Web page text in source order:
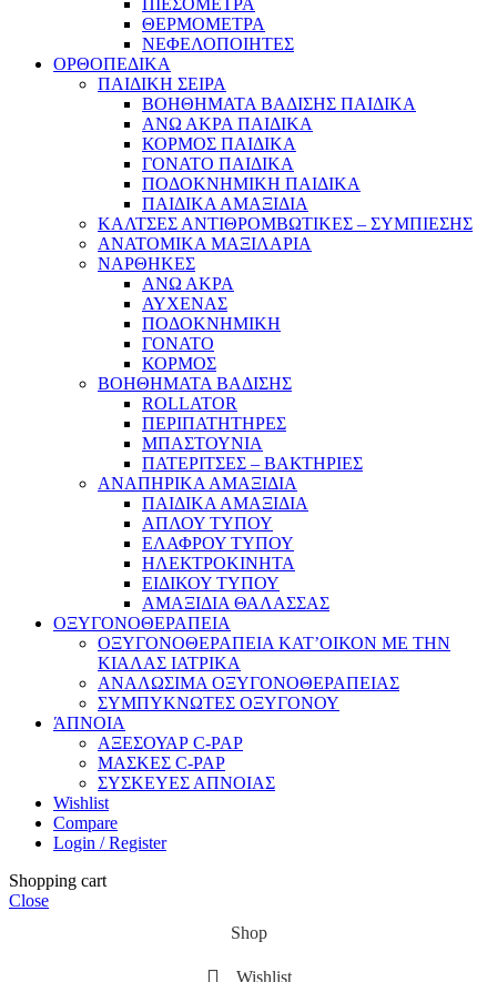
ΠΙΕΣΟΜΕΤΡΑ
ΘΕΡΜΟΜΕΤΡΑ
ΝΕΦΕΛΟΠΟΙΗΤΕΣ
ΟΡΘΟΠΕΔΙΚΑ
ΠΑΙΔΙΚΗ ΣΕΙΡΑ
ΒΟΗΘΗΜΑΤΑ ΒΑΔΙΣΗΣ ΠΑΙΔΙΚΑ
ΑΝΩ ΑΚΡΑ ΠΑΙΔΙΚΑ
ΚΟΡΜΟΣ ΠΑΙΔΙΚΑ
ΓΟΝΑΤΟ ΠΑΙΔΙΚΑ
ΠΟΔΟΚΝΗΜΙΚΗ ΠΑΙΔΙΚΑ
ΠΑΙΔΙΚΑ ΑΜΑΞΙΔΙΑ
ΚΑΛΤΣΕΣ ΑΝΤΙΘΡΟΜΒΩΤΙΚΕΣ – ΣΥΜΠΙΕΣΗΣ
ΑΝΑΤΟΜΙΚΑ ΜΑΞΙΛΑΡΙΑ
ΝΑΡΘΗΚΕΣ
ΑΝΩ ΑΚΡΑ
ΑΥΧΕΝΑΣ
ΠΟΔΟΚΝΗΜΙΚΗ
ΓΟΝΑΤΟ
ΚΟΡΜΟΣ
ΒΟΗΘΗΜΑΤΑ ΒΑΔΙΣΗΣ
ROLLATOR
ΠΕΡΙΠΑΤΗΤΗΡΕΣ
ΜΠΑΣΤΟΥΝΙΑ
ΠΑΤΕΡΙΤΣΕΣ – ΒΑΚΤΗΡΙΕΣ
ΑΝΑΠΗΡΙΚΑ ΑΜΑΞΙΔΙΑ
ΠΑΙΔΙΚΑ ΑΜΑΞΙΔΙΑ
ΑΠΛΟΥ ΤΥΠΟΥ
ΕΛΑΦΡΟΥ ΤΥΠΟΥ
ΗΛΕΚΤΡΟΚΙΝΗΤΑ
ΕΙΔΙΚΟΥ ΤΥΠΟΥ
ΑΜΑΞΙΔΙΑ ΘΑΛΑΣΣΑΣ
ΟΞΥΓΟΝΟΘΕΡΑΠΕΙΑ
ΟΞΥΓΟΝΟΘΕΡΑΠΕΙΑ ΚΑΤ’ΟΙΚΟΝ ΜΕ ΤΗΝ
ΚΙΑΛΑΣ ΙΑΤΡΙΚΑ
ΑΝΑΛΩΣΙΜΑ ΟΞΥΓΟΝΟΘΕΡΑΠΕΙΑΣ
ΣΥΜΠΥΚΝΩΤΕΣ ΟΞΥΓΟΝΟΥ
ΆΠΝΟΙΑ
ΑΞΕΣΟΥΑΡ C-PAP
ΜΑΣΚΕΣ C-PAP
ΣΥΣΚΕΥΕΣ ΑΠΝΟΙΑΣ
Wishlist
Compare
Login / Register
Shopping cart
Close
Shop
Wishlist